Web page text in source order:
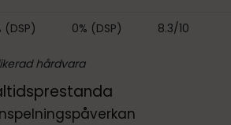
(DSP) 0% (DSP) 8.3/10
hårdvara